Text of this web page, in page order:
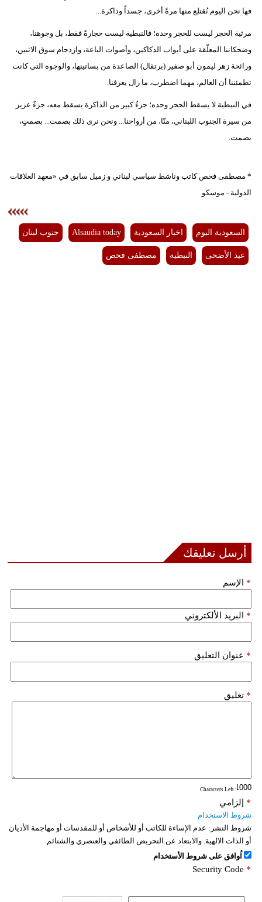
فها نحن اليوم نُقتلع منها مرةً أخرى، جسداً وذاكرة...
مرثية الحجر ليست للحجر وحده؛ فالنبطية ليست حجارةً فقط، بل وجوهنا،
وضحكاتنا المعلّقة على أبواب الدكاكين، وأصوات الباعة، وازدحام سوق الاثنين،
ورائحة زهر ليمون أبو صفير (برتقال) الصاعدة من بساتينها، والوجوه التي كانت
تطمئننا أن العالم، مهما اضطرب، ما زال يعرفنا.
في النبطية لا يسقط الحجر وحده؛ جزءٌ كبير من الذاكرة يسقط معه، جزءٌ عزيز
من سيرة الجنوب اللبناني، منّا، من أرواحنا... ونحن نرى ذلك بصمت... بصمتٍ،
بصمت.
* مصطفى فحص كاتب وناشط سياسي لبناني و زميل سابق في «معهد العلاقات
الدولية - موسكو
السعودية اليوم اخبار السعودية Alsaudia today جنوب لبنان
عيد الأضحى النبطية مصطفى فحص
أرسل تعليقك
الإسم *
البريد الألكتروني *
عنوان التعليق *
تعليق *
: Characters Left
إلزامي *
شروط الاستخدام
شروط النشر: عدم الإساءة للكاتب أو للأشخاص أو للمقدسات أو مهاجمة الأديان
أو الذات الالهية. والابتعاد عن التحريض الطائفي والعنصري والشتائم.
اُوافق على شروط الأستخدام
Security Code *